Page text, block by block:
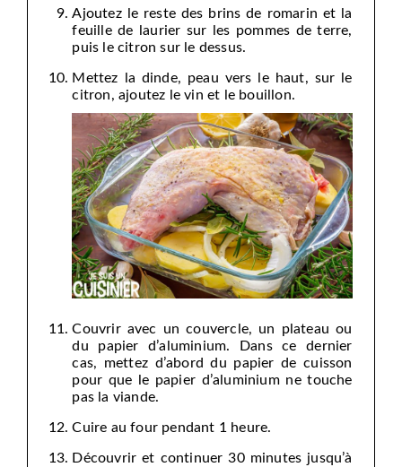
Ajoutez le reste des brins de romarin et la
feuille de laurier sur les pommes de terre,
puis le citron sur le dessus.
Mettez la dinde, peau vers le haut, sur le
citron, ajoutez le vin et le bouillon.
Couvrir avec un couvercle, un plateau ou
du papier d’aluminium. Dans ce dernier
cas, mettez d’abord du papier de cuisson
pour que le papier d’aluminium ne touche
pas la viande.
Cuire au four pendant 1 heure.
Découvrir et continuer 30 minutes jusqu’à